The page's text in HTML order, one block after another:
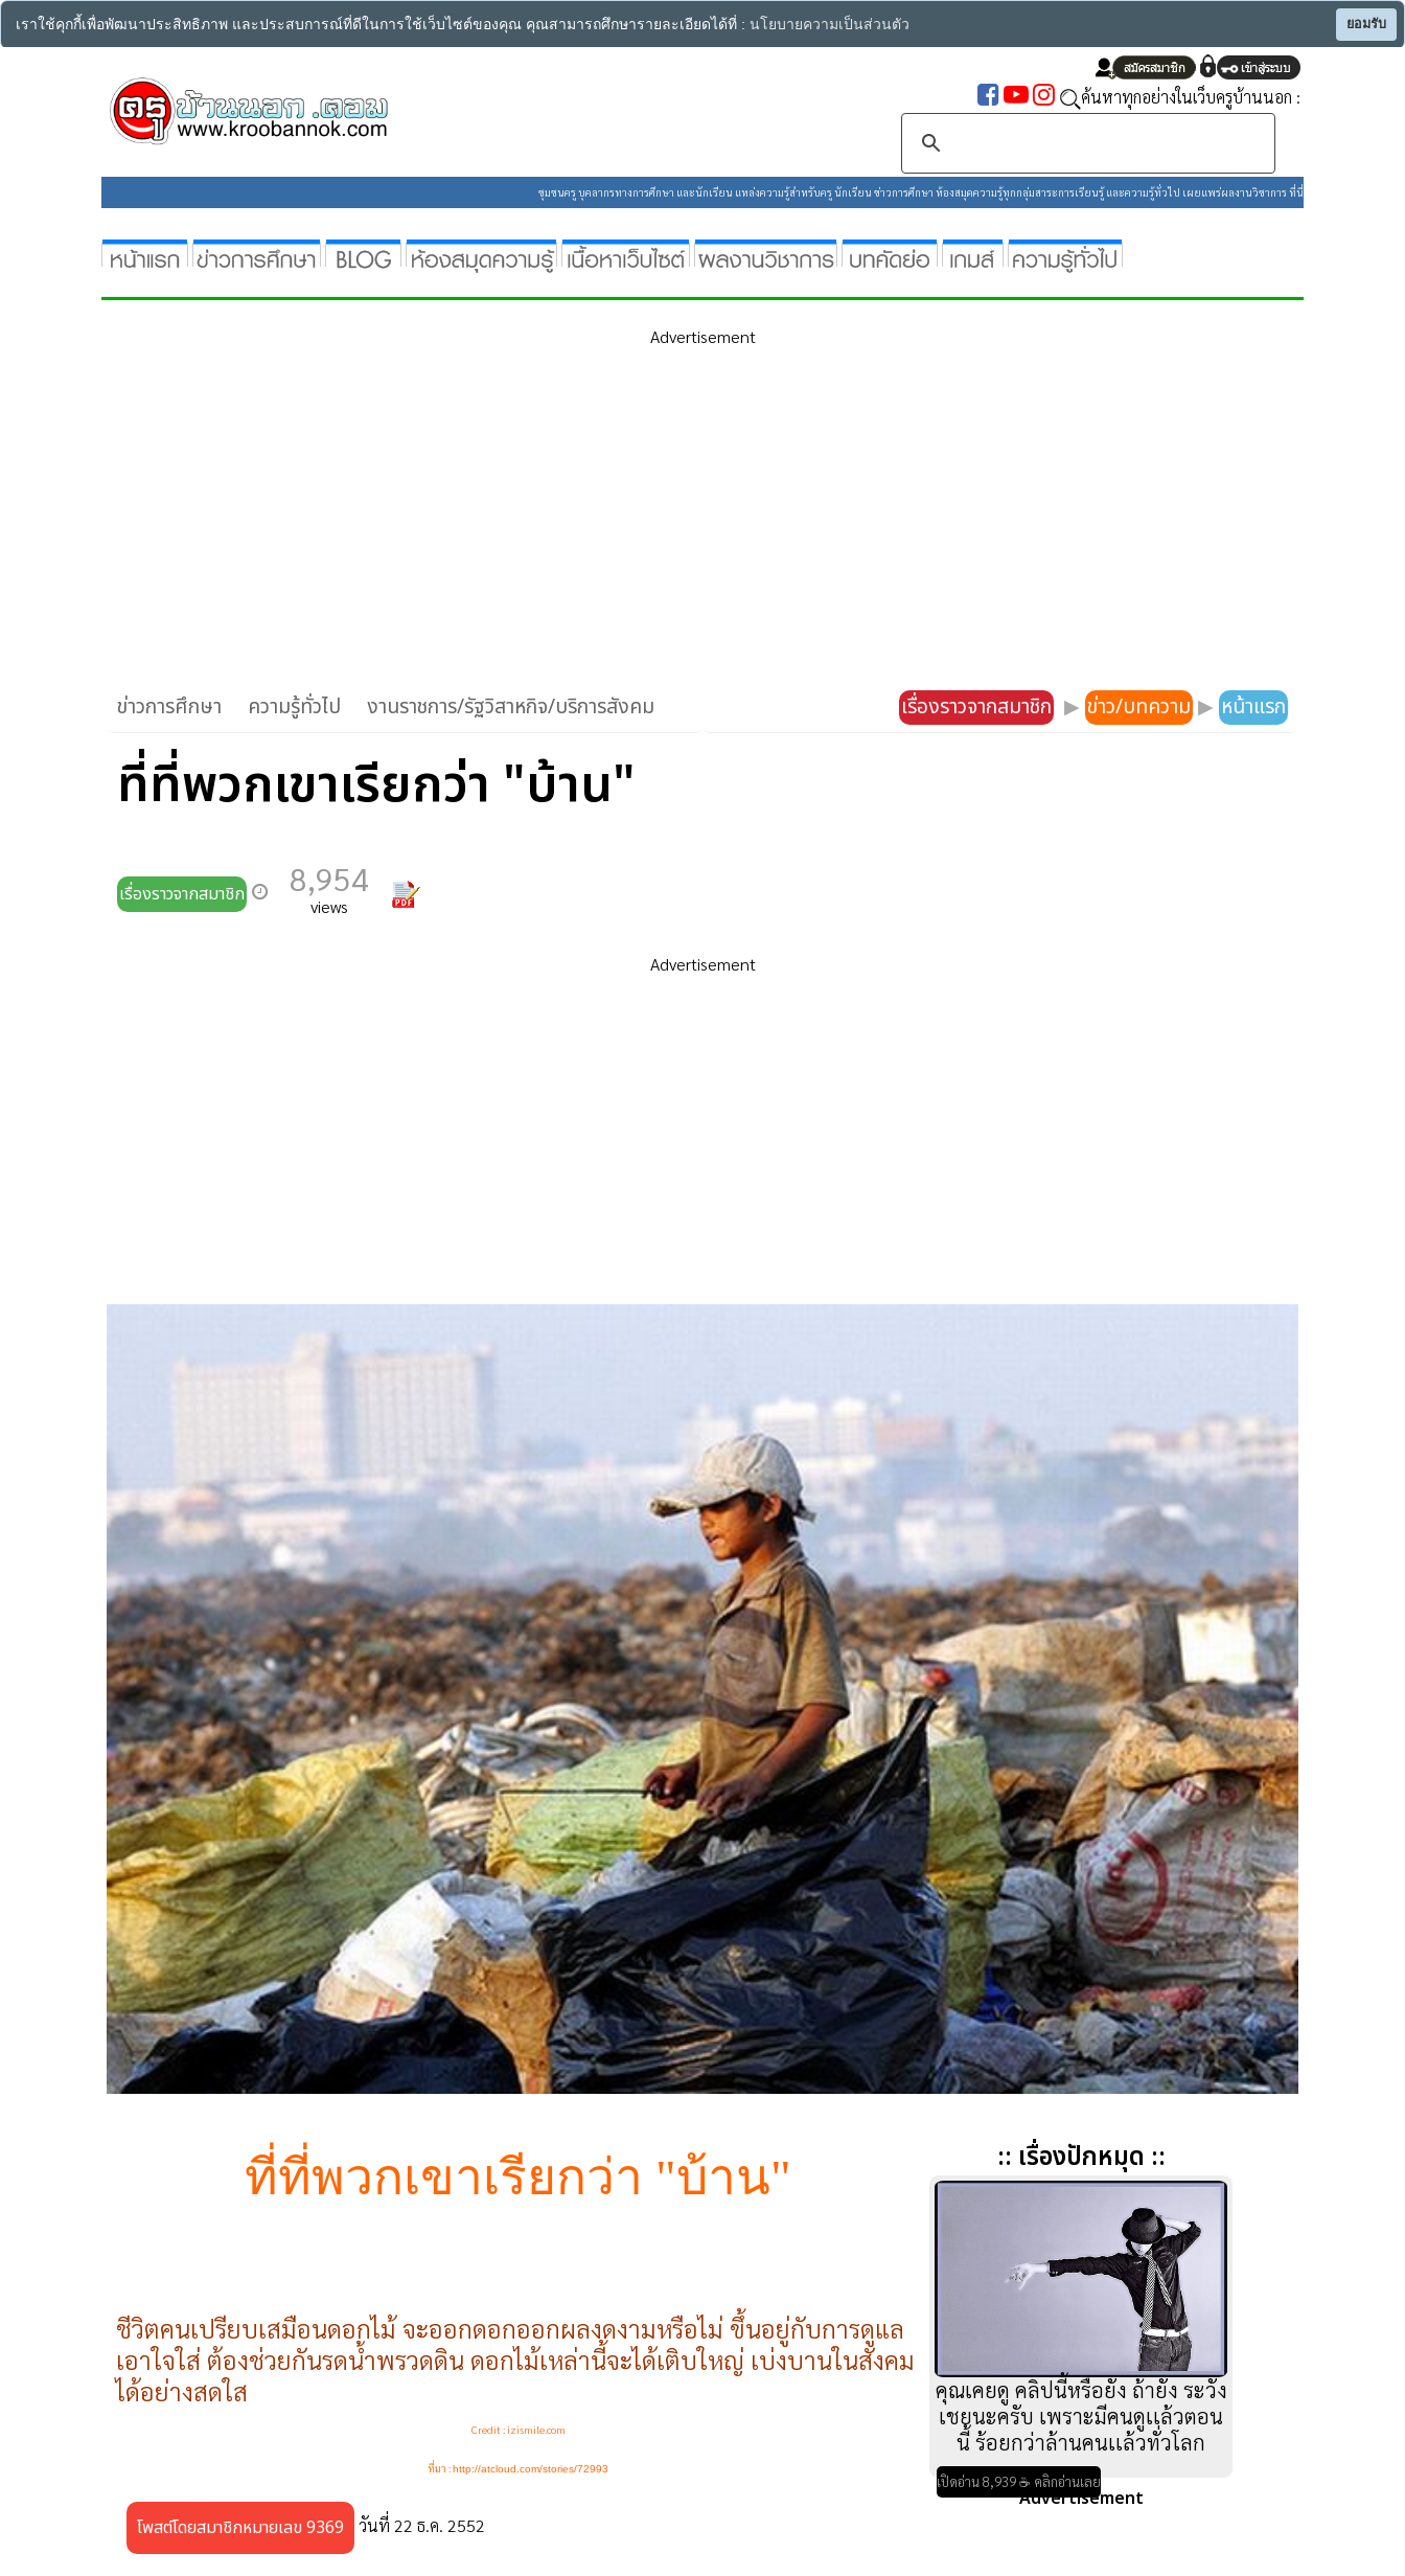
เราใช้คุกกี้เพื่อพัฒนาประสิทธิภาพ และประสบการณ์ที่ดีในการใช้เว็บไซต์ของคุณ คุณสามารถศึกษารายละเอียดได้ที่ : นโยบายความเป็นส่วนตัว ยอมรับ
ค้นหาทุกอย่างในเว็บครูบ้านนอก :
ชุมชนครู บุคลากรทางการศึกษา และนักเรียน แหล่งความรู้สำหรับครู นักเรียน ข่าวการศึกษา ห้องสมุดความรู้ทุกกลุ่มสาระการเรียนรู้ และความรู้ทั่วไป เผยแพร่ผลงานวิชาการ ที่นี่
Advertisement
ข่าวการศึกษา ความรู้ทั่วไป งานราชการ/รัฐวิสาหกิจ/บริการสังคม เรื่องราวจากสมาชิก ▶ ข่าว/บทความ ▶ หน้าแรก
ที่ที่พวกเขาเรียกว่า "บ้าน"
เรื่องราวจากสมาชิก 8,954
views
Advertisement
ที่ที่พวกเขาเรียกว่า "บ้าน"
ชีวิตคนเปรียบเสมือนดอกไม้ จะออกดอกออกผลงดงามหรือไม่ ขึ้นอยู่กับการดูแล
เอาใจใส่ ต้องช่วยกันรดน้ำพรวดดิน ดอกไม้เหล่านี้จะได้เติบใหญ่ เบ่งบานในสังคม
ได้อย่างสดใส
Credit : izismile.com
ที่มา :http://atcloud.com/stories/72993
โพสต์โดยสมาชิกหมายเลข 9369 วันที่ 22 ธ.ค. 2552
:: เรื่องปักหมุด ::
คุณเคยดู คลิปนี้หรือยัง ถ้ายัง ระวัง
เชยนะครับ เพราะมีคนดูเเล้วตอน
นี้ ร้อยกว่าล้านคนเเล้วทั่วโลก
เปิดอ่าน 8,939 ☕ คลิกอ่านเลย
Advertisement